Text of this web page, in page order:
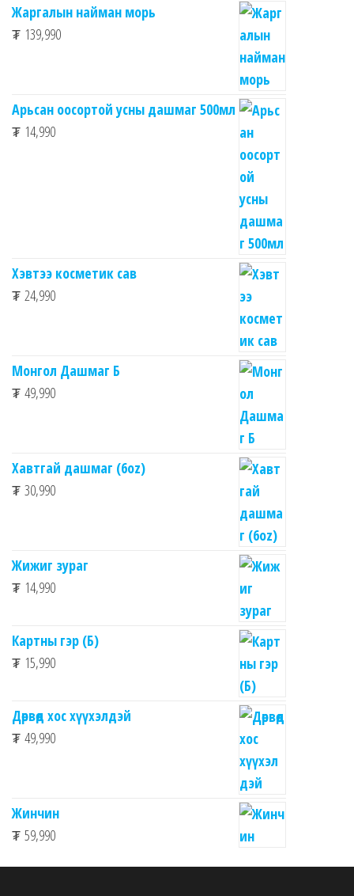
Жаргалын найман морь
₮ 139,990
Арьсан оосортой усны дашмаг 500мл
₮ 14,990
Хэвтээ косметик сав
₮ 24,990
Монгол Дашмаг Б
₮ 49,990
Хавтгай дашмаг (6oz)
₮ 30,990
Жижиг зураг
₮ 14,990
Картны гэр (Б)
₮ 15,990
Дөрвөд хос хүүхэлдэй
₮ 49,990
Жинчин
₮ 59,990